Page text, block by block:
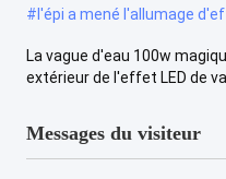
#l'épi a mené l'allumage
La vague d'eau 100w
extérieur de l'effet LED de
Messages du visiteur